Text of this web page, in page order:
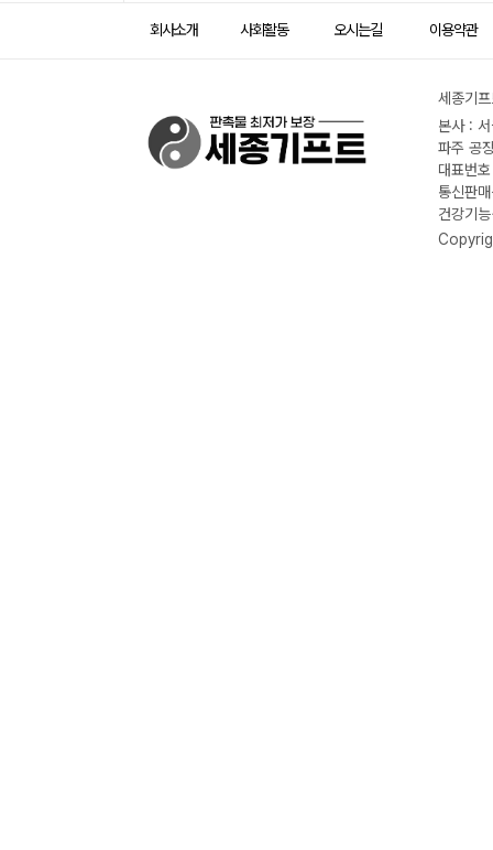
회사소개 사회활동 오시는길 이용약관
세종기
본사 :
파주 공
대표번
통신판
건강기